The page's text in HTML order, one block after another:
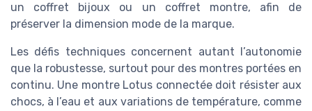
un coffret bijoux ou un coffret montre, afin de
préserver la dimension mode de la marque.
Les défis techniques concernent autant l’autonomie
que la robustesse, surtout pour des montres portées en
continu. Une montre Lotus connectée doit résister aux
chocs, à l’eau et aux variations de température, comme